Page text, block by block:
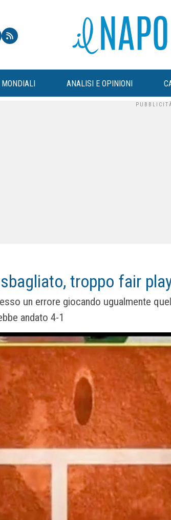
MONDIALI ANALISI E OPINIONI
troppo fair
un errore giocando ugualmente
andato 4-1